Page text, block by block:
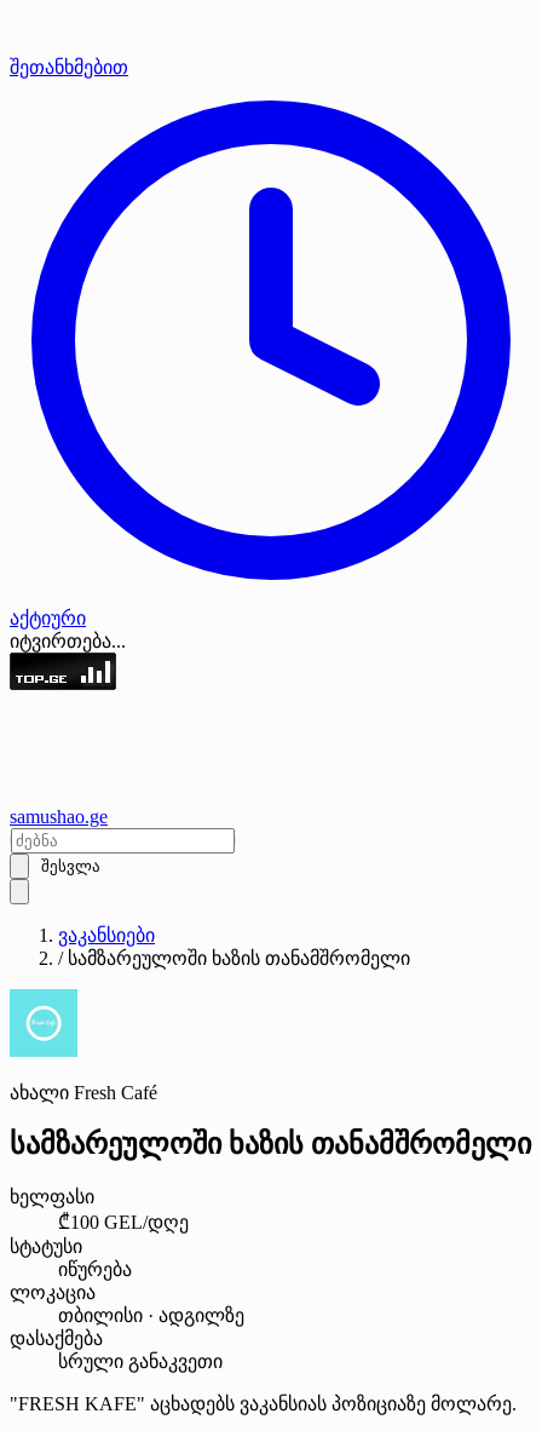
შეთანხმებით
აქტიური
იტვირთება...
samushao.ge
შესვლა
ვაკანსიები
/ სამზარეულოში ხაზის თანამშრომელი
ახალი Fresh Café
სამზარეულოში ხაზის თანამშრომელი
ხელფასი
₾100 GEL/დღე
სტატუსი
იწურება
ლოკაცია
თბილისი · ადგილზე
დასაქმება
სრული განაკვეთი
"FRESH KAFE" აცხადებს ვაკანსიას პოზიციაზე მოლარე.